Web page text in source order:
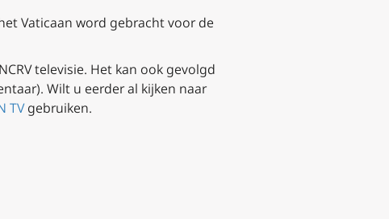
Vaticaan word gebracht voor de
televisie. Het kan ook gevolgd
Wilt u eerder al kijken naar
TVgebruiken.